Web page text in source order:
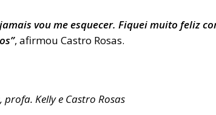
vou me esquecer. Fiquei muito feliz
, afirmou Castro Rosas.
Kelly e Castro Rosas